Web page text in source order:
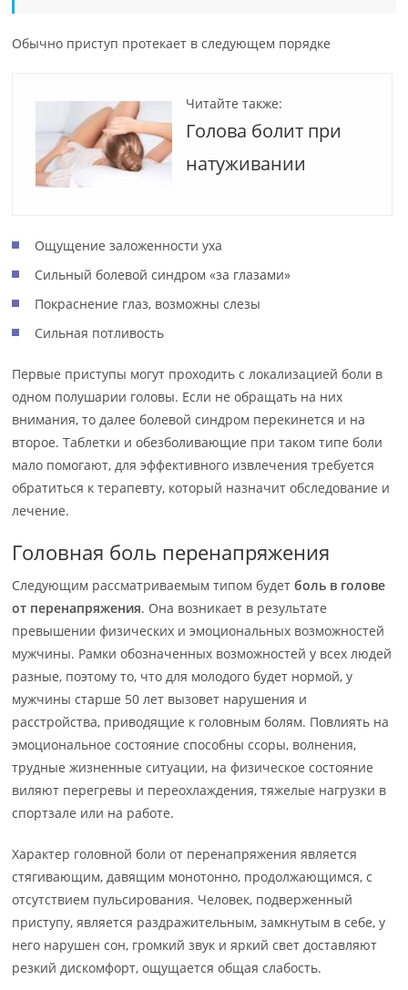
Обычно приступ протекает в следующем порядке
Читайте также:
Голова болит при
натуживании
Ощущение заложенности уха
Сильный болевой синдром «за глазами»
Покраснение глаз, возможны слезы
Сильная потливость
Первые приступы могут проходить с локализацией боли в
одном полушарии головы. Если не обращать на них
внимания, то далее болевой синдром перекинется и на
второе. Таблетки и обезболивающие при таком типе боли
мало помогают, для эффективного извлечения требуется
обратиться к терапевту, который назначит обследование и
лечение.
Головная боль перенапряжения
Следующим рассматриваемым типом будетболь в голове
от перенапряжения. Она возникает в результате
превышении физических и эмоциональных возможностей
мужчины. Рамки обозначенных возможностей у всех людей
разные, поэтому то, что для молодого будет нормой, у
мужчины старше 50 лет вызовет нарушения и
расстройства, приводящие к головным болям. Повлиять на
эмоциональное состояние способны ссоры, волнения,
трудные жизненные ситуации, на физическое состояние
виляют перегревы и переохлаждения, тяжелые нагрузки в
спортзале или на работе.
Характер головной боли от перенапряжения является
стягивающим, давящим монотонно, продолжающимся, с
отсутствием пульсирования. Человек, подверженный
приступу, является раздражительным, замкнутым в себе, у
него нарушен сон, громкий звук и яркий свет доставляют
резкий дискомфорт, ощущается общая слабость.